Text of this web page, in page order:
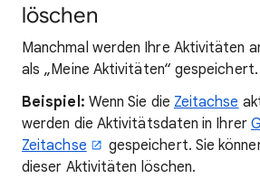
löschen
Manchmal werden Ihre Aktivitäten
als „Meine Aktivitäten“ gespeichert.
Beispiel: Wenn Sie die Zeitachse
werden die Aktivitätsdaten in Ihrer
Zeitachse
gespeichert. Sie
dieser Aktivitäten löschen.